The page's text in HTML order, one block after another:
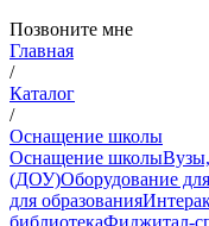
Позвоните мне
Главная
/
Каталог
/
Оснащение школы
Оснащение школы
(ДОУ)Оборудование
для образования
библиотекаФиджитал-